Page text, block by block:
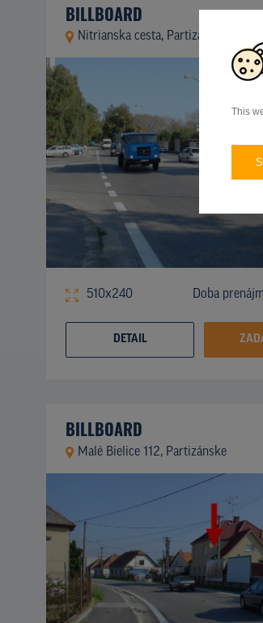
This
BILLBOARD
Nitrianska cesta, Partizánske
510x240 Doba
DETAIL
BILLBOARD
Malé Bielice 112, Partizánske